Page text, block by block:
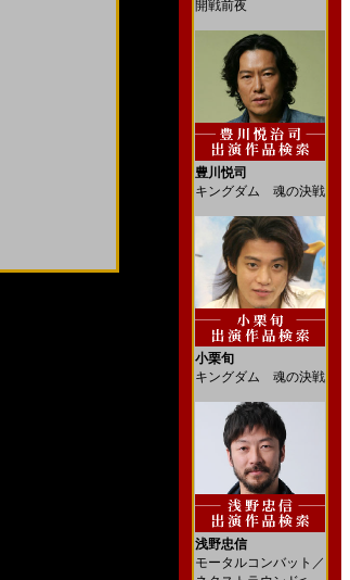
開戦前夜
豊川悦司
キングダム 魂の決戦
小栗旬
キングダム 魂の決戦
浅野忠信
モータルコンバット／